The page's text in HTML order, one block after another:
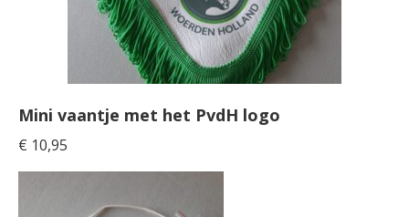
Mini vaantje met het PvdH logo
€ 10,95